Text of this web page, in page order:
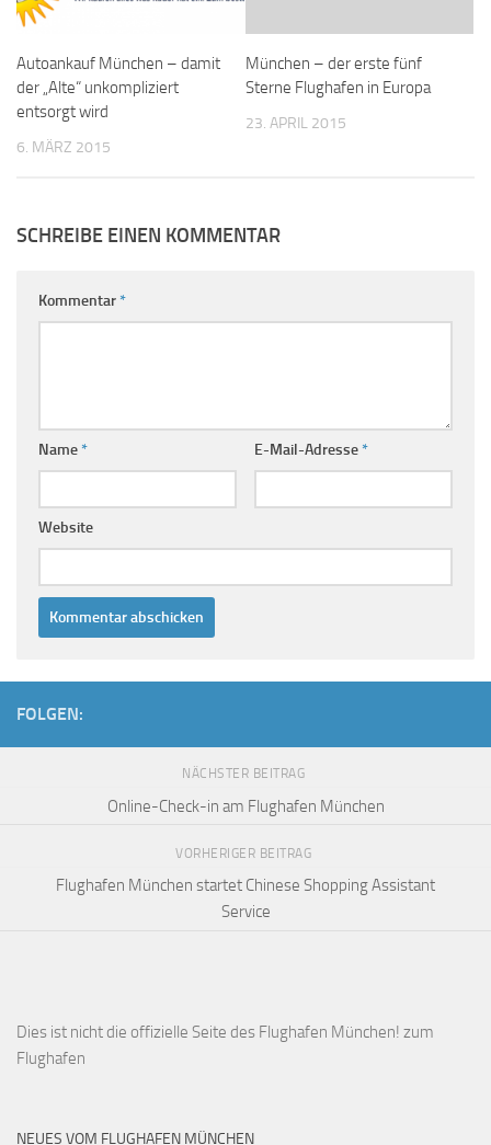
Autoankauf München – damit
der „Alte“ unkompliziert
entsorgt wird
6. MÄRZ 2015
München – der erste fünf
Sterne Flughafen in Europa
23. APRIL 2015
SCHREIBE EINEN KOMMENTAR
Kommentar*
Name* E-Mail-Adresse*
Website
FOLGEN:
NÄCHSTER BEITRAG
Online-Check-in am Flughafen München
VORHERIGER BEITRAG
Flughafen München startet Chinese Shopping Assistant
Service
Dies ist nicht die offizielle Seite des Flughafen München! zum
Flughafen
NEUES VOM FLUGHAFEN MÜNCHEN